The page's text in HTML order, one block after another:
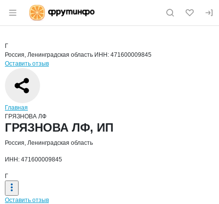
Раздел навигации по сайту fruitinfo.ru
Страница компании
Страница компании
Краткая информация о компании
Г
Россия, Ленинградская область ИНН: 471600009845
Оставить отзыв
Навигация по сайту
Главная
ГРЯЗНОВА ЛФ
Основная информация о компании
ГРЯЗНОВА ЛФ, ИП
Россия, Ленинградская область
ИНН: 471600009845
Г
Оставить отзыв